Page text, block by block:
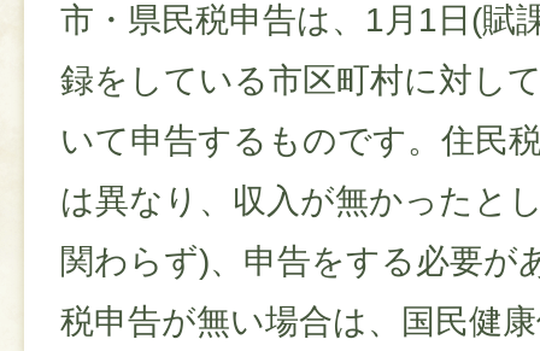
市・県民税申告は、1月1日(賦
録をしている市区町村に対し
いて申告するものです。住民
は異なり、収入が無かったと
関わらず)、申告をする必要が
税申告が無い場合は、国民健